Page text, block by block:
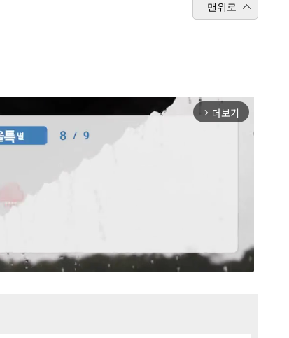
맨위로
arrow_forward_ios 더보기